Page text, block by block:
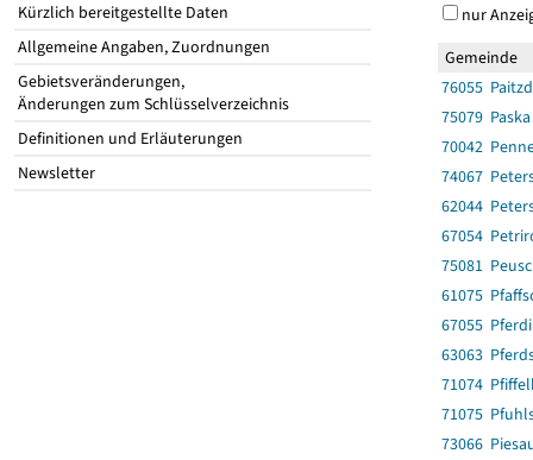
Kürzlich bereitgestellte Daten
Allgemeine Angaben, Zuordnungen
Gebietsveränderungen,
Änderungen zum Schlüsselverzeichnis
Definitionen und Erläuterungen
Newsletter
nur
Gemeinde
76055
75079 Paska
70042
74067
62044
67054
75081
61075
67055
63063
71074
71075
73066